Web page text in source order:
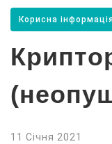
Корисна
11 Січня 2021